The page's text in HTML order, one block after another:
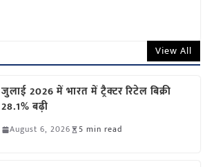
View All
जुलाई 2026 में भारत में ट्रैक्टर रिटेल बिक्री
28.1% बढ़ी
August 6, 2026 5 min read